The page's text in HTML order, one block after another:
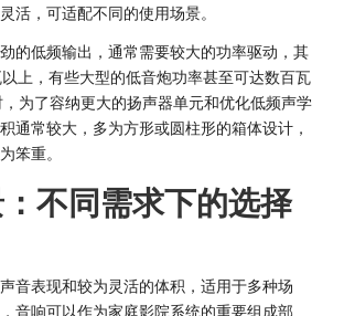
活，可适配不同的使用场景。
的低频输出，通常需要较大的功率驱动，其
上，有些大型的低音炮功率甚至可达数百瓦
为了容纳更大的扬声器单元和优化低频声学
通常较大，多为方形或圆柱形的箱体设计，
笨重。
不同需求下的选择
音表现和较为灵活的体积，适用于多种场
音响可以作为家庭影院系统的重要组成部